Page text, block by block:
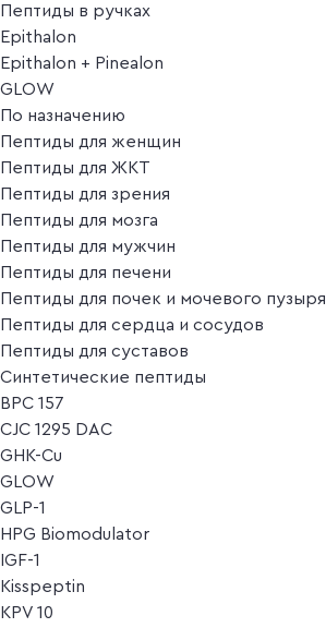
Пептиды в ручках
Epithalon
Epithalon + Pinealon
GLOW
По назначению
Пептиды для женщин
Пептиды для ЖКТ
Пептиды для зрения
Пептиды для мозга
Пептиды для мужчин
Пептиды для печени
Пептиды для почек и мочевого пузыря
Пептиды для сердца и сосудов
Пептиды для суставов
Синтетические пептиды
BPC 157
CJC 1295 DAC
GHK-Cu
GLOW
GLP-1
HPG Biomodulator
IGF-1
Kisspeptin
KPV 10